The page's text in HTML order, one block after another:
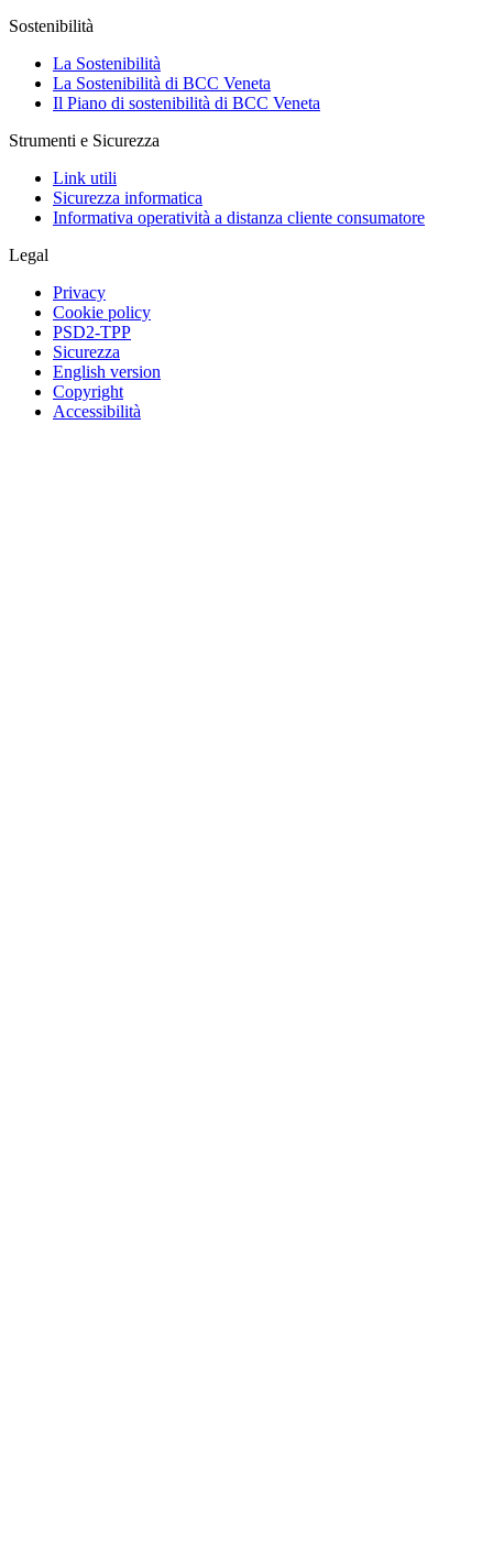
Sostenibilità
La Sostenibilità
La Sostenibilità di BCC Veneta
Il Piano di sostenibilità di BCC Veneta
Strumenti e Sicurezza
Link utili
Sicurezza informatica
Informativa operatività a distanza cliente consumatore
Legal
Privacy
Cookie policy
PSD2-TPP
Sicurezza
English version
Copyright
Accessibilità